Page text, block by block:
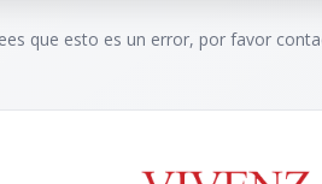
que esto es un error, por favor